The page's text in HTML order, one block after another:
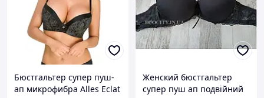
Бюстгальтер супер пуш-
ап микрофибра Alles Eclat
Женский бюстгальтер
супер пуш ап подвійний